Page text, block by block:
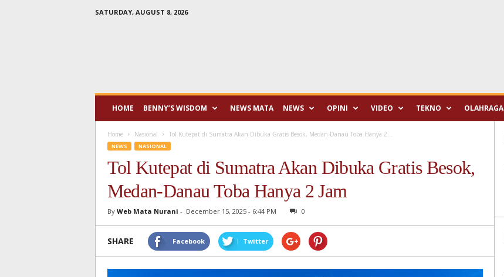
SATURDAY, AUGUST 8, 2026
HOME BENNY’S WISDOM NEWS MATA NEWS OPINI VIDEO TEKNO OLAHRAGA
Home Nasional Tol Kutepat di Sumatra Akan Dibuka Gratis Besok, Medan-Danau Toba Hanya 2...
NEWS NASIONAL
Tol Kutepat di Sumatra Akan Dibuka Gratis Besok,
Medan-Danau Toba Hanya 2 Jam
By Web Mata Nurani - December 15, 2025 - 6:44 PM 0
SHARE Facebook Twitter